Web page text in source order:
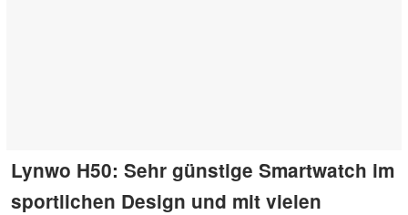
Lynwo H50: Sehr günstige Smartwatch im
sportlichen Design und mit vielen